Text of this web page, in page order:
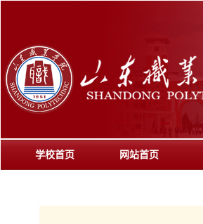
学校首页 网站首页